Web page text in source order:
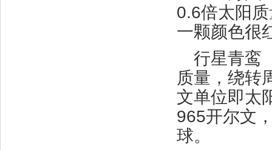
0.6倍太阳
一颗颜色很
行星青鸾
质量，绕转
文单位即太
965开尔文
球。